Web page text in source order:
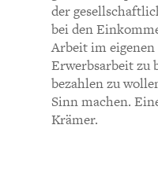
der
bei den
Arbeit im
Erwerbsarbeit zu
bezahlen zu
Sinn machen.
Krämer.
KOMMENTIEREN
Richtlinien
Bisher noch kein